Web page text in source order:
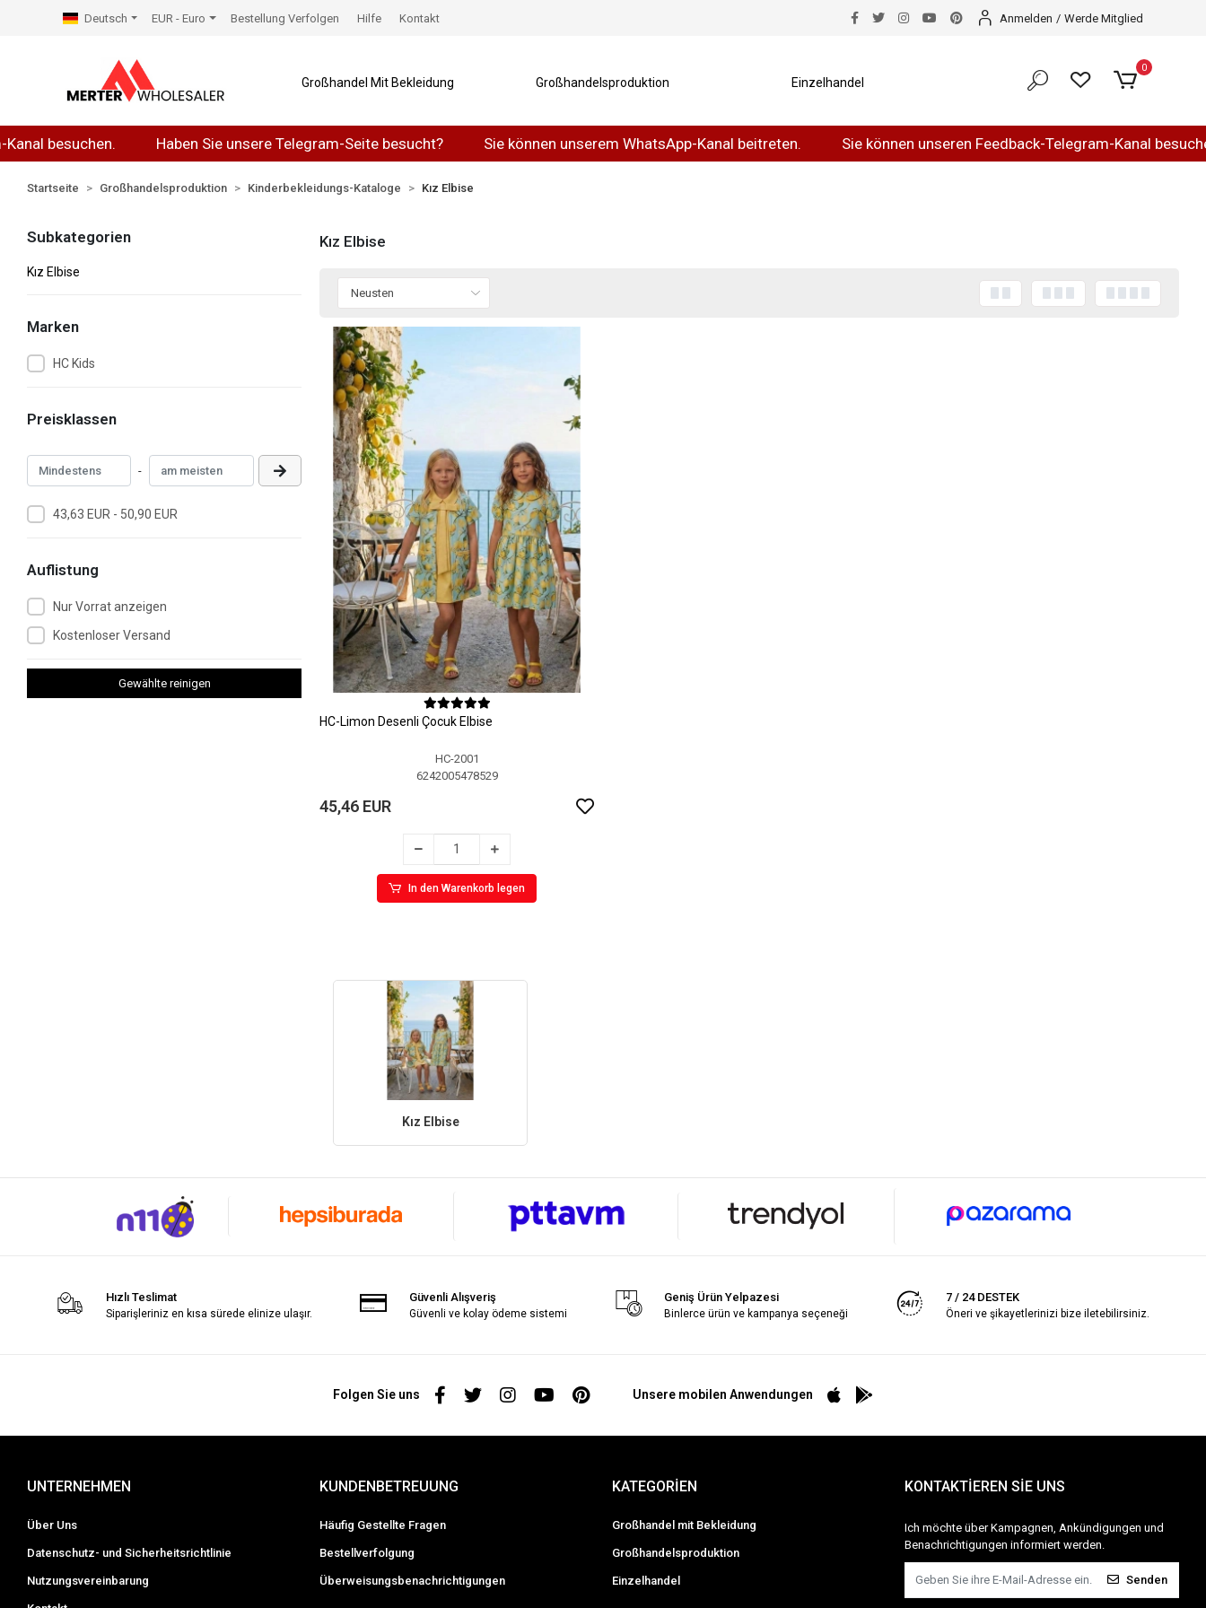
besuchen. Haben Sie unsere Telegram-Seite besucht? Sie können unserem WhatsApp-Kanal beitreten. Sie können unseren Feedback-Telegram-Kanal besuchen.
Deutsch EUR - Euro Bestellung Verfolgen Hilfe Kontakt Anmelden / Werde Mitglied
Großhandel Mit Bekleidung Großhandelsproduktion Einzelhandel
0
Startseite Großhandelsproduktion Kinderbekleidungs-Kataloge Kız Elbise
Subkategorien
Kız Elbise
Marken
HC Kids
Preisklassen
-
43,63 EUR - 50,90 EUR
Auflistung
Nur Vorrat anzeigen
Kostenloser Versand
Gewählte reinigen
Kız Elbise
HC-Limon Desenli Çocuk Elbise
HC-2001
6242005478529
45,46 EUR
In den Warenkorb legen
Kız Elbise
Hızlı Teslimat
Siparişleriniz en kısa sürede elinize ulaşır.
Güvenli Alışveriş
Güvenli ve kolay ödeme sistemi
Geniş Ürün Yelpazesi
Binlerce ürün ve kampanya seçeneği
7 / 24 DESTEK
Öneri ve şikayetlerinizi bize iletebilirsiniz.
Folgen Sie uns Unsere mobilen Anwendungen
UNTERNEHMEN
Über Uns
Datenschutz- und Sicherheitsrichtlinie
Nutzungsvereinbarung
KUNDENBETREUUNG
Häufig Gestellte Fragen
Bestellverfolgung
Überweisungsbenachrichtigungen
KATEGORİEN
Großhandel mit Bekleidung
Großhandelsproduktion
Einzelhandel
KONTAKTİEREN SİE UNS
Ich möchte über Kampagnen, Ankündigungen und
Benachrichtigungen informiert werden.
Senden